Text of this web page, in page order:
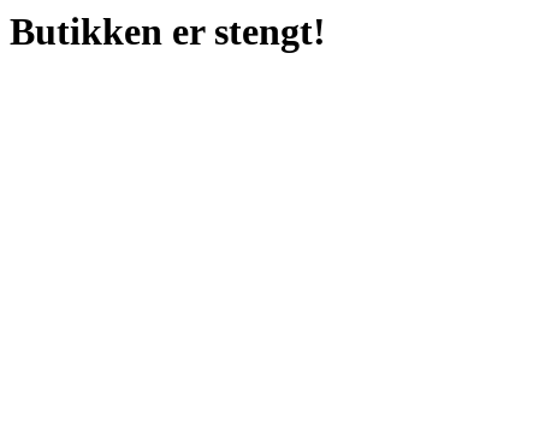
Butikken er stengt!